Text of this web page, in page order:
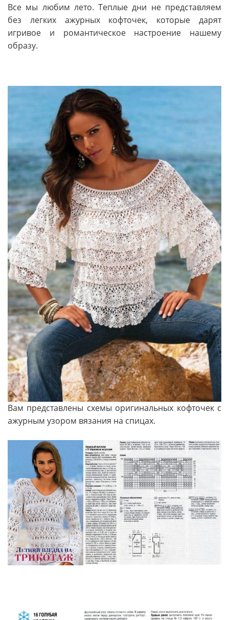
Все мы любим лето. Теплые дни не представляем
без легких ажурных кофточек, которые дарят
игривое и романтическое настроение нашему
образу.
Вам представлены схемы оригинальных кофточек с
ажурным узором вязания на спицах.